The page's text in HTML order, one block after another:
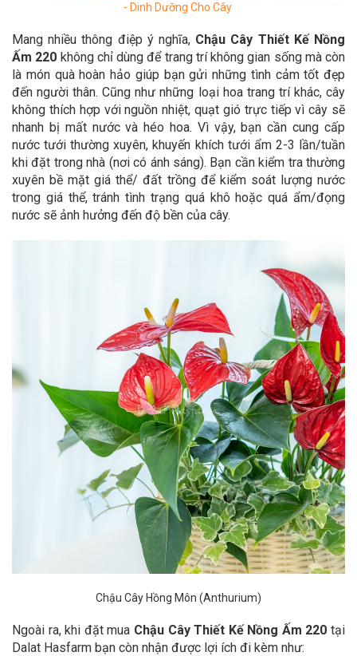
- Dinh Dưỡng Cho Cây
Mang nhiều thông điệp ý nghĩa, Chậu Cây Thiết Kế Nồng
Ấm 220 không chỉ dùng để trang trí không gian sống mà còn
là món quà hoàn hảo giúp bạn gửi những tình cảm tốt đẹp
đến người thân.Cũng như những loại hoa trang trí khác, cây
không thích hợp với nguồn nhiệt, quạt gió trực tiếp vì cây sẽ
nhanh bị mất nước và héo hoa. Vì vậy, bạn cần cung cấp
nước tưới thường xuyên, khuyến khích tưới ẩm 2-3 lần/tuần
khi đặt trong nhà (nơi có ánh sáng). Bạn cần kiểm tra thường
xuyên bề mặt giá thể/ đất trồng để kiểm soát lượng nước
trong giá thể, tránh tình trạng quá khô hoặc quá ẩm/đọng
nước sẽ ảnh hưởng đến độ bền của cây.
Chậu Cây Hồng Môn (Anthurium)
Ngoài ra, khi đặt mua Chậu Cây Thiết Kế Nồng Ấm 220tại
Dalat Hasfarm bạn còn nhận được lợi ích đi kèm như: